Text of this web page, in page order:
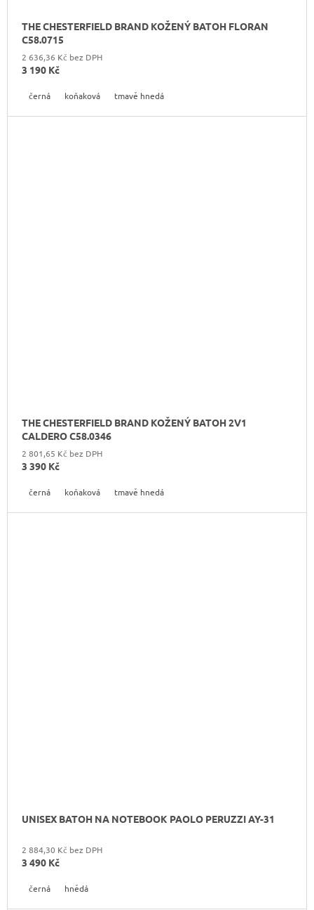
THE CHESTERFIELD BRAND KOŽENÝ BATOH FLORAN
C58.0715
2 636,36 Kč bez DPH
3 190 Kč
černá koňaková tmavě hnedá
THE CHESTERFIELD BRAND KOŽENÝ BATOH 2V1
CALDERO C58.0346
2 801,65 Kč bez DPH
3 390 Kč
černá koňaková tmavě hnedá
UNISEX BATOH NA NOTEBOOK PAOLO PERUZZI AY-31
2 884,30 Kč bez DPH
3 490 Kč
černá hnědá